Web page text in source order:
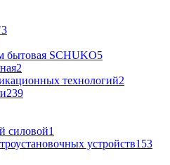
3
бытовая SCHUKO5
2
технологий2
239
силовой1
устройств153